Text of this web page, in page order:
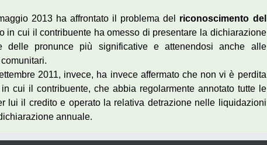
2013 ha affrontato il problema del riconoscimento del
in cui il contribuente ha omesso di presentare la dichiarazione
delle pronunce più significative e attenendosi anche alle
2011, invece, ha invece affermato che non vi è perdita
cui il contribuente, che abbia regolarmente annotato tutte le
lui il credito e operato la relativa detrazione nelle liquidazioni
annuale.